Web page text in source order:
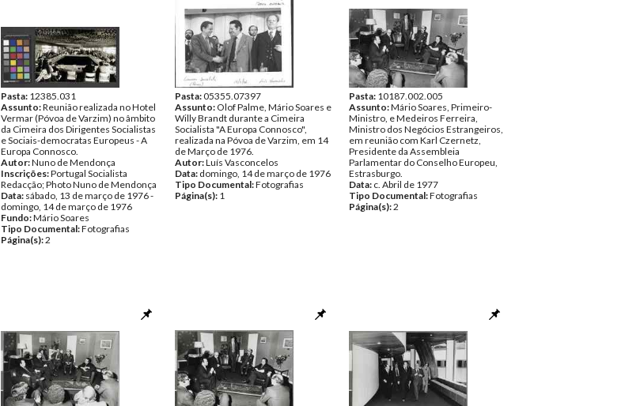
Pasta: 12385.031
Assunto:Reunião realizada no Hotel
Vermar (Póvoa de Varzim) no âmbito
da Cimeira dos Dirigentes Socialistas
e Sociais-democratas Europeus - A
Europa Connosco.
Autor:Nuno de Mendonça
Inscrições:Portugal Socialista
Redacção; Photo Nuno de Mendonça
Data: sábado, 13 de março de 1976 -
domingo, 14 de março de 1976
Fundo:Mário Soares
Tipo Documental:Fotografias
Página(s):2
Pasta:05355.07397
Assunto: Olof Palme, Mário Soares e
Willy Brandt durante a Cimeira
Socialista "A Europa Connosco",
realizada na Póvoa de Varzim, em 14
de Março de 1976.
Autor:Luís Vasconcelos
Data: domingo, 14 de março de 1976
Tipo Documental:Fotografias
Página(s): 1
Pasta: 10187.002.005
Assunto:Mário Soares, Primeiro-
Ministro, e Medeiros Ferreira,
Ministro dos Negócios Estrangeiros,
em reunião com Karl Czernetz,
Presidente da Assembleia
Parlamentar do Conselho Europeu,
Estrasburgo.
Data: c. Abril de 1977
Tipo Documental:Fotografias
Página(s):2